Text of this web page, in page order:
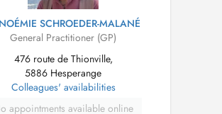
SCHROEDER-MALANÉ
General Practitioner (GP)
476 route de Thionville,
5886 Hesperange
Colleagues' availabilities
appointments available online